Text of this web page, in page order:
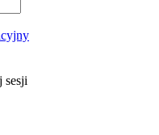
sesji